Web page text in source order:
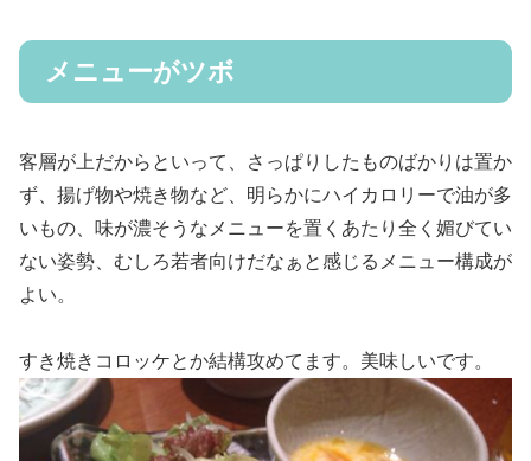
メニューがツボ
客層が上だからといって、さっぱりしたものばかりは置か
ず、揚げ物や焼き物など、明らかにハイカロリーで油が多
いもの、味が濃そうなメニューを置くあたり全く媚びてい
ない姿勢、むしろ若者向けだなぁと感じるメニュー構成が
よい。
すき焼きコロッケとか結構攻めてます。美味しいです。